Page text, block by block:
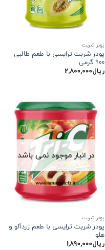
پودر شربت
پودر شربت ترایسی با طعم طالبی
۹۰۰ گرمی
ریال۲,۸۰۰,۰۰۰
در انبار موجود نمی باشد
پودر شربت
پودر شربت ترایسی با طعم زردآلو و
هلو
ریال۱,۸۹۰,۰۰۰